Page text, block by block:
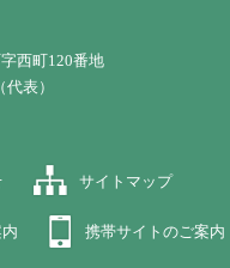
西町120番地
表）
サイトマップ
携帯サイトのご案内